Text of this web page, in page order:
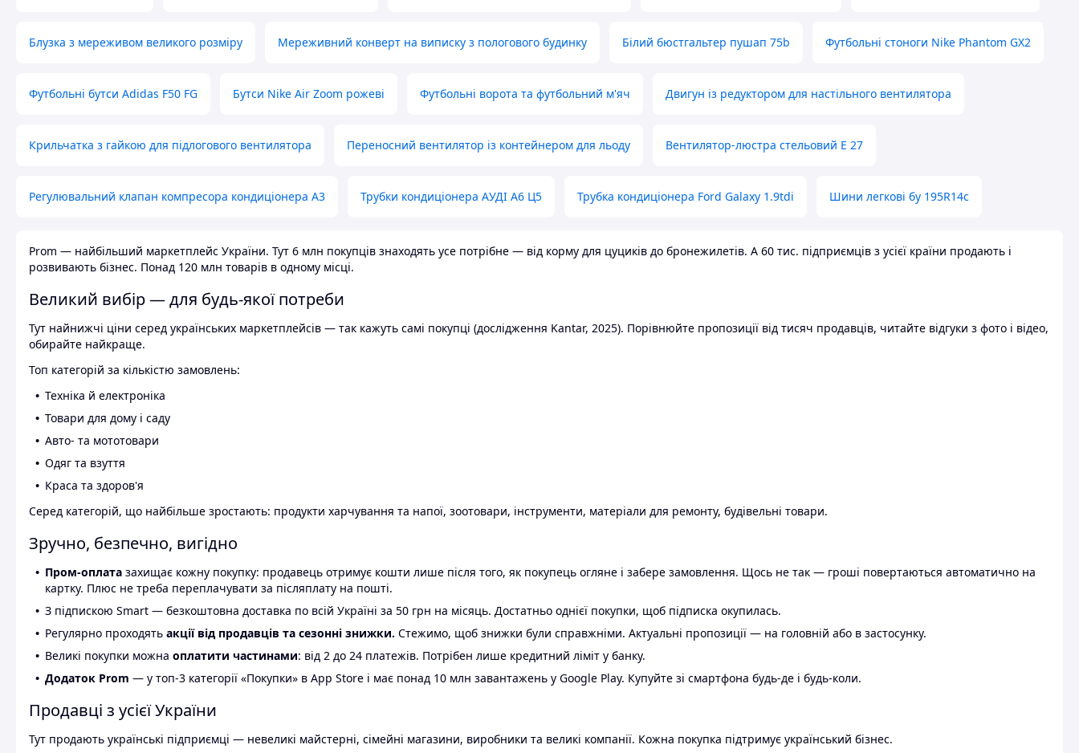
Блузка з мереживом великого розміру Мереживний конверт на виписку з пологового будинку Білий бюстгальтер пушап 75b Футбольні стоноги Nike Phantom GX2
Футбольні бутси Adidas F50 FG Бутси Nike Air Zoom рожеві Футбольні ворота та футбольний м'яч Двигун із редуктором для настільного вентилятора
Крильчатка з гайкою для підлогового вентилятора Переносний вентилятор із контейнером для льоду Вентилятор-люстра стельовий E 27
Регулювальний клапан компресора кондиціонера А3 Трубки кондиціонера АУДІ А6 Ц5 Трубка кондиціонера Ford Galaxy 1.9tdi Шини легкові бу 195R14c
Prom — найбільший маркетплейс України. Тут 6 млн покупців знаходять усе потрібне — від корму для цуциків до бронежилетів. А 60 тис. підприємців з усієї країни продають і
розвивають бізнес. Понад 120 млн товарів в одному місці.
Великий вибір — для будь-якої потреби
Тут найнижчі ціни серед українських маркетплейсів — так кажуть самі покупці (дослідження Kantar, 2025). Порівнюйте пропозиції від тисяч продавців, читайте відгуки з фото і відео,
обирайте найкраще.
Топ категорій за кількістю замовлень:
Техніка й електроніка
Товари для дому і саду
Авто- та мототовари
Одяг та взуття
Краса та здоров'я
Серед категорій, що найбільше зростають: продукти харчування та напої, зоотовари, інструменти, матеріали для ремонту, будівельні товари.
Зручно, безпечно, вигідно
Пром-оплата захищає кожну покупку: продавець отримує кошти лише після того, як покупець огляне і забере замовлення. Щось не так — гроші повертаються автоматично на
картку. Плюс не треба переплачувати за післяплату на пошті.
З підпискою Smart — безкоштовна доставка по всій Україні за 50 грн на місяць. Достатньо однієї покупки, щоб підписка окупилась.
Регулярно проходять акції від продавців та сезонні знижки. Стежимо, щоб знижки були справжніми. Актуальні пропозиції — на головній або в застосунку.
Великі покупки можна оплатити частинами: від 2 до 24 платежів. Потрібен лише кредитний ліміт у банку.
Додаток Prom — у топ-3 категорії «Покупки» в App Store і має понад 10 млн завантажень у Google Play. Купуйте зі смартфона будь-де і будь-коли.
Продавці з усієї України
Тут продають українські підприємці — невеликі майстерні, сімейні магазини, виробники та великі компанії. Кожна покупка підтримує український бізнес.